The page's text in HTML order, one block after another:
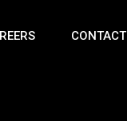
CONTACT